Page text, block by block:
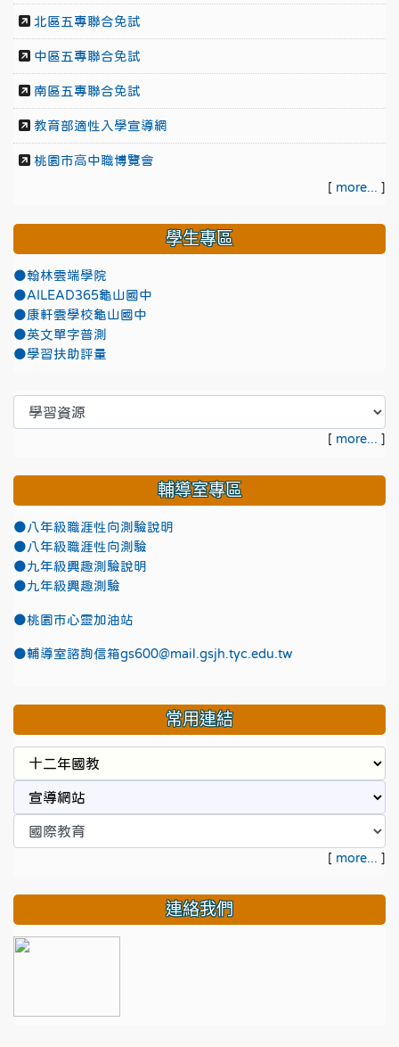
北區五專聯合免試
中區五專聯合免試
南區五專聯合免試
教育部適性入學宣導網
桃園市高中職博覽會
[ more... ]
學生專區
●翰林雲端學院
●AILEAD365龜山國中
●康軒雲學校龜山國中
●英文單字普測
●學習扶助評量
[ more... ]
輔導室專區
●八年級職涯性向測驗說明
●八年級職涯性向測驗
●九年級興趣測驗說明
●九年級興趣測驗
●桃園市心靈加油站
●輔導室諮詢信箱gs600@mail.gsjh.tyc.edu.tw
常用連結
[ more... ]
連絡我們